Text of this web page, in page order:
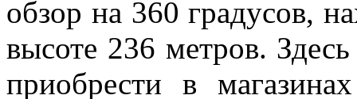
обзор на 360 градусов,
высоте 236 метров.
приобрести в